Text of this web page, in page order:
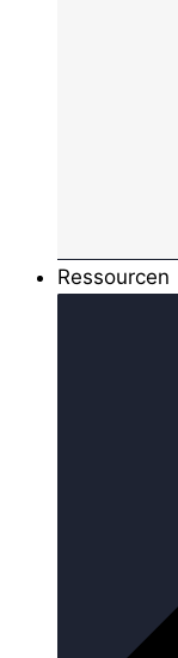
Ressourcen